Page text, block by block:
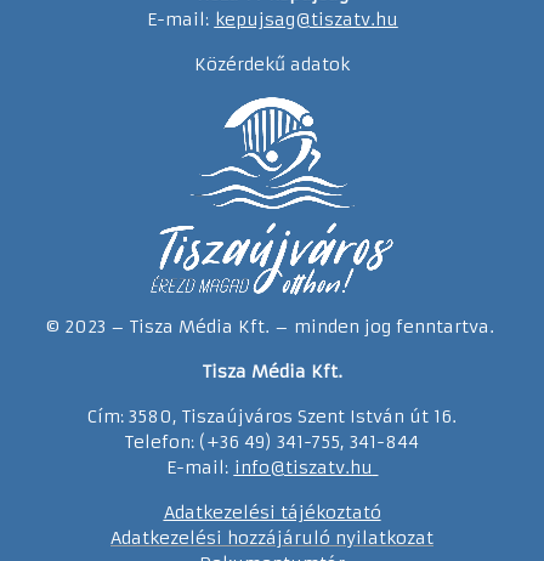
E-mail: kepujsag@tiszatv.hu
Közérdekű adatok
© 2023 – Tisza Média Kft. – minden jog fenntartva.
Tisza Média Kft.
Cím: 3580, Tiszaújváros Szent István út 16.
Telefon: (+36 49) 341-755, 341-844
E-mail: info@tiszatv.hu
Adatkezelési tájékoztató
Adatkezelési hozzájáruló nyilatkozat